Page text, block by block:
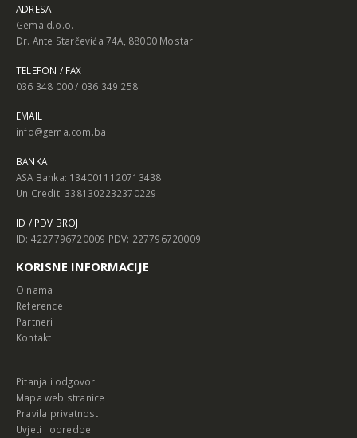
ADRESA
Gema d.o.o.
Dr. Ante Starčevića 74A, 88000 Mostar
TELEFON / FAX
036 348 000 / 036 349 258
EMAIL
info@gema.com.ba
BANKA
ASA Banka: 1340011120713438
UniCredit: 3381302232370229
ID / PDV BROJ
ID: 4227796720009 PDV: 227796720009
KORISNE INFORMACIJE
O nama
Reference
Partneri
Kontakt
Pitanja i odgovori
Mapa web stranice
Pravila privatnosti
Uvjeti i odredbe